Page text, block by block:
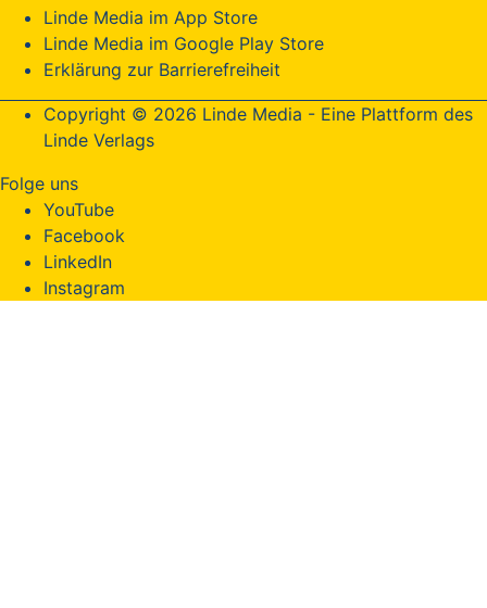
Linde Media im App Store
Linde Media im Google Play Store
Erklärung zur Barrierefreiheit
Copyright © 2026 Linde Media - Eine Plattform des
Linde Verlags
Folge uns
YouTube
Facebook
LinkedIn
Instagram